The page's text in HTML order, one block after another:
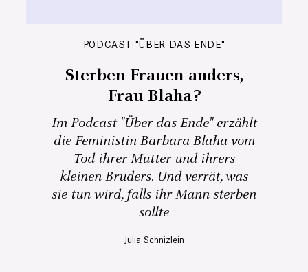
PODCAST "ÜBER DAS ENDE"
Sterben Frauen anders,
Frau Blaha?
Im Podcast "Über das Ende" erzählt
die Feministin Barbara Blaha vom
Tod ihrer Mutter und ihrers
kleinen Bruders. Und verrät, was
sie tun wird, falls ihr Mann sterben
sollte
Julia Schnizlein